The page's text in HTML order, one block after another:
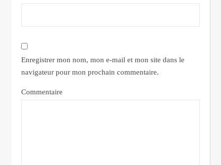
Enregistrer mon nom, mon e-mail et mon site dans le
navigateur pour mon prochain commentaire.
Commentaire